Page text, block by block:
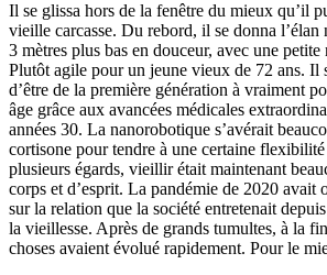
Il se glissa hors de la fenêtre du mieux qu’il
vieille carcasse. Du rebord, il se donna l’élan
3 mètres plus bas en douceur, avec une
Plutôt agile pour un jeune vieux de 72 ans. Il
d’être de la première génération à vraiment
âge grâce aux avancées médicales
années 30. La nanorobotique s’avérait
cortisone pour tendre à une certaine
plusieurs égards, vieillir était maintenant
corps et d’esprit. La pandémie de 2020 avait
sur la relation que la société entretenait
la vieillesse. Après de grands tumultes, à la
choses avaient évolué rapidement. Pour le